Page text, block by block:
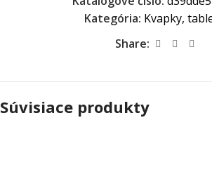
Kategória: Kvapky,
Share:
Súvisiace produkty